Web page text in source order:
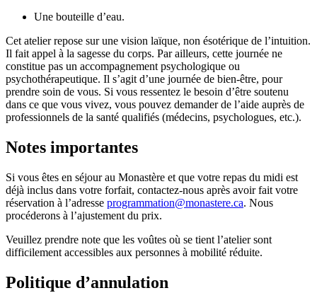
Une bouteille d’eau.
Cet atelier repose sur une vision laïque, non ésotérique de l’intuition.
Il fait appel à la sagesse du corps. Par ailleurs, cette journée ne
constitue pas un accompagnement psychologique ou
psychothérapeutique. Il s’agit d’une journée de bien-être, pour
prendre soin de vous. Si vous ressentez le besoin d’être soutenu
dans ce que vous vivez, vous pouvez demander de l’aide auprès de
professionnels de la santé qualifiés (médecins, psychologues, etc.).
Notes importantes
Si vous êtes en séjour au Monastère et que votre repas du midi est
déjà inclus dans votre forfait, contactez-nous après avoir fait votre
réservation à l’adresse programmation@monastere.ca. Nous
procéderons à l’ajustement du prix.
Veuillez prendre note que les voûtes où se tient l’atelier sont
difficilement accessibles aux personnes à mobilité réduite.
Politique d’annulation